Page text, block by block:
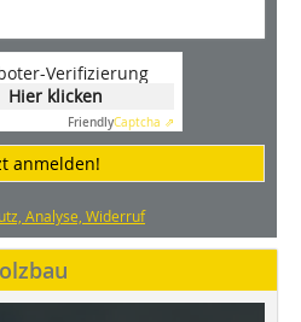
Verifizierung
Hier klicken
FriendlyCaptcha ⇗
anmelden!
Analyse, Widerruf